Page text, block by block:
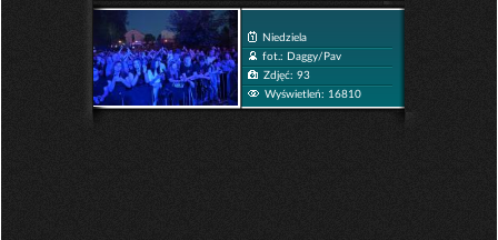
Niedziela
fot.: Daggy/Pav
Zdjęć: 93
Wyświetleń: 16810